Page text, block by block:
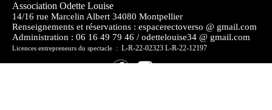
Association Odette Louise
14/16 rue Marcelin Albert 34080 Montpellier
Renseignements et réservations : espacerectoverso @ gmail.com
Administration : 06 16 49 79 46 / odettelouise34 @ gmail.com
Licences entrepreneurs du spectacle : L-R-22-02323 L-R-22-12197